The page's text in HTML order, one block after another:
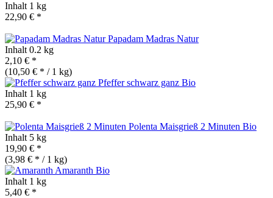
Inhalt 1 kg
22,90 € *
Papadam Madras Natur
Inhalt 0.2 kg
2,10 € *
(10,50 € * / 1 kg)
Pfeffer schwarz ganz Bio
Inhalt 1 kg
25,90 € *
Polenta Maisgrieß 2 Minuten Bio
Inhalt 5 kg
19,90 € *
(3,98 € * / 1 kg)
Amaranth Bio
Inhalt 1 kg
5,40 € *